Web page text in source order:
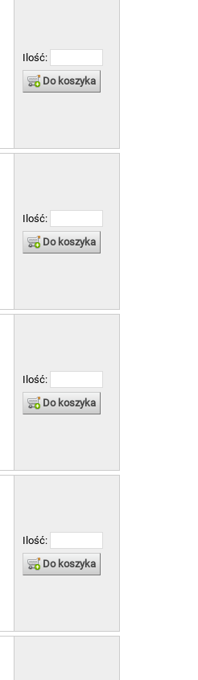
Ilość:
Do koszyka
Ilość:
Do koszyka
Ilość:
Do koszyka
Ilość:
Do koszyka